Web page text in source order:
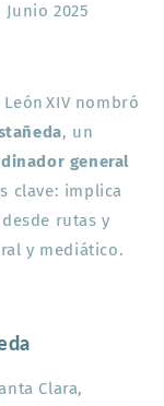
2025
XIV nombró
, un
general
clave: implica
rutas y
y mediático.
Clara,